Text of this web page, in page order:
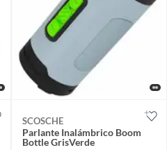
SCOSCHE
Parlante Inalámbrico Boom
Bottle GrisVerde